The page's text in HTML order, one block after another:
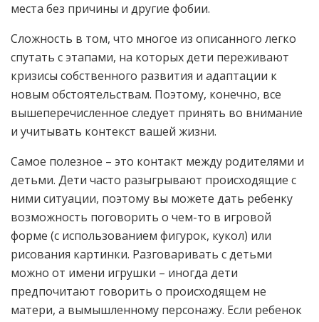
места без причины и другие фобии.
Сложность в том, что многое из описанного легко
спутать с этапами, на которых дети переживают
кризисы собственного развития и адаптации к
новым обстоятельствам. Поэтому, конечно, все
вышеперечисленное следует принять во внимание
и учитывать контекст вашей жизни.
Самое полезное – это контакт между родителями и
детьми. Дети часто разыгрывают происходящие с
ними ситуации, поэтому вы можете дать ребенку
возможность поговорить о чем-то в игровой
форме (с использованием фигурок, кукол) или
рисования картинки. Разговаривать с детьми
можно от имени игрушки – иногда дети
предпочитают говорить о происходящем не
матери, а вымышленному персонажу. Если ребенок